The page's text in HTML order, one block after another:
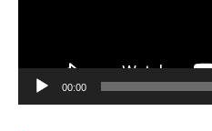
00:00